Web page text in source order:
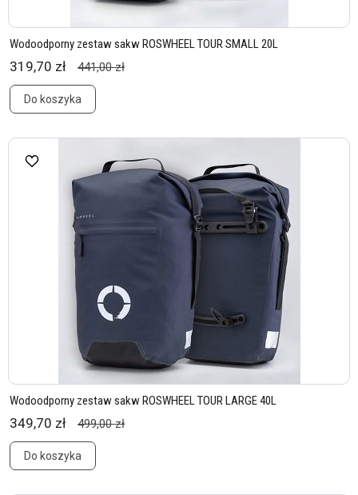
Wodoodporny zestaw sakw ROSWHEEL TOUR SMALL 20L
319,70 zł 441,00 zł
Do koszyka
Wodoodporny zestaw sakw ROSWHEEL TOUR LARGE 40L
349,70 zł 499,00 zł
Do koszyka